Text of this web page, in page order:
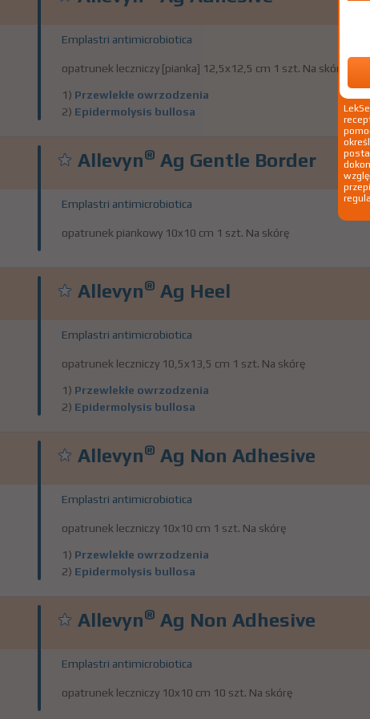
Emplastri antimicrobiotica
opatrunek leczniczy [pianka] 12,5x12,5 cm 1 szt. Na skórę
1) Przewlekłe owrzodzenia
2) Epidermolysis bullosa
Allevyn® Ag Gentle Border
Emplastri antimicrobiotica
opatrunek piankowy 10x10 cm 1 szt. Na skórę
Allevyn® Ag Heel
Emplastri antimicrobiotica
opatrunek leczniczy 10,5x13,5 cm 1 szt. Na skórę
1) Przewlekłe owrzodzenia
2) Epidermolysis bullosa
Allevyn® Ag Non Adhesive
Emplastri antimicrobiotica
opatrunek leczniczy 10x10 cm 1 szt. Na skórę
1) Przewlekłe owrzodzenia
2) Epidermolysis bullosa
Allevyn® Ag Non Adhesive
Emplastri antimicrobiotica
opatrunek leczniczy 10x10 cm 10 szt. Na skórę